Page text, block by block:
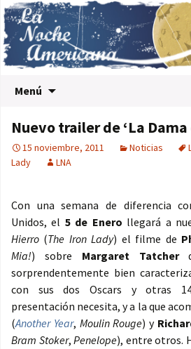
Menú
Nuevo trailer de ‘La Dama
15 noviembre, 2011 Noticias
Lady
LNA
Con una semana de diferencia
Unidos, el 5 de Enero llegará a
Hierro (The Iron Lady) el filme de
Mia!) sobre Margaret Tatcher
sorprendentemente bien
con sus dos Oscars y otras 14
presentación necesita, y a la que
(Another Year, Moulin Rouge) y
Bram Stoker,Penelope), entre otros.